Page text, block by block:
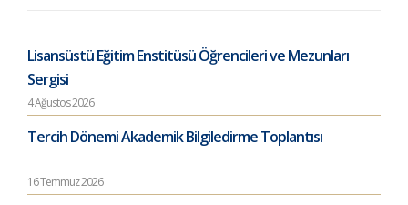
Lisansüstü Eğitim Enstitüsü Öğrencileri ve Mezunları
Sergisi
4 Ağustos 2026
Tercih Dönemi Akademik Bilgiledirme Toplantısı
16 Temmuz 2026